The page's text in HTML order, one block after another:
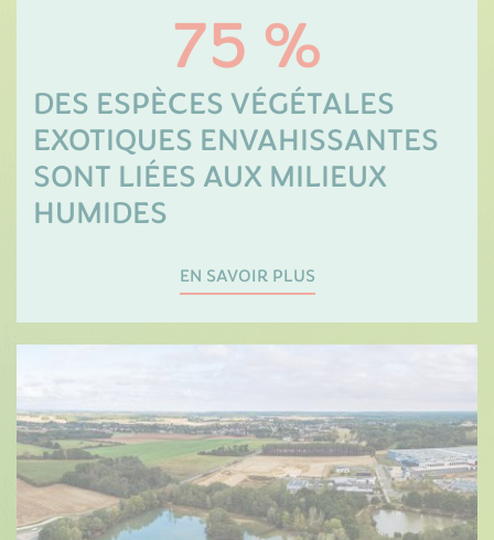
75 %
DES ESPÈCES VÉGÉTALES
EXOTIQUES ENVAHISSANTES
SONT LIÉES AUX MILIEUX
HUMIDES
EN SAVOIR PLUS